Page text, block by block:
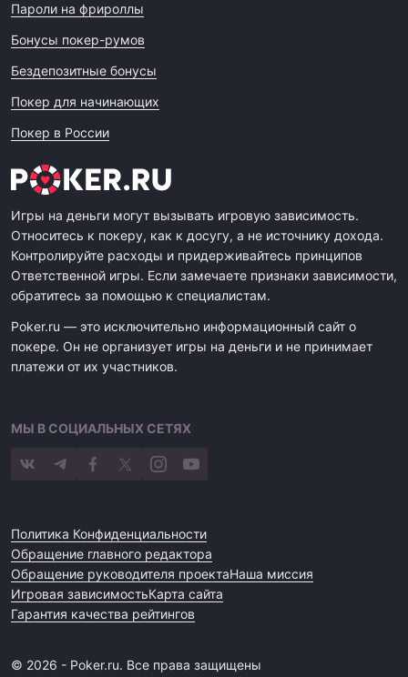
Пароли на фрироллы
Бонусы покер-румов
Бездепозитные бонусы
Покер для начинающих
Покер в России
Игры на деньги могут вызывать игровую зависимость.
Относитесь к покеру, как к досугу, а не источнику дохода.
Контролируйте расходы и придерживайтесь принципов
Ответственной игры. Если замечаете признаки зависимости,
обратитесь за помощью к специалистам.
Poker.ru — это исключительно информационный сайт о
покере. Он не организует игры на деньги и не принимает
платежи от их участников.
МЫ В СОЦИАЛЬНЫХ СЕТЯХ
Политика Конфиденциальности
Обращение главного редактора
Обращение руководителя проектаНаша миссия
Игровая зависимостьКарта сайта
Гарантия качества рейтингов
© 2026 - Poker.ru. Все права защищены